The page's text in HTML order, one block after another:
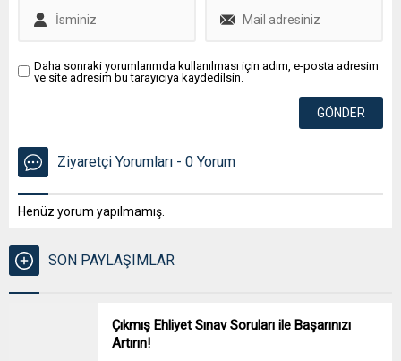
Daha sonraki yorumlarımda kullanılması için adım, e-posta adresim
ve site adresim bu tarayıcıya kaydedilsin.
Ziyaretçi Yorumları - 0 Yorum
Henüz yorum yapılmamış.
SON PAYLAŞIMLAR
Çıkmış Ehliyet Sınav Soruları ile Başarınızı
Artırın!